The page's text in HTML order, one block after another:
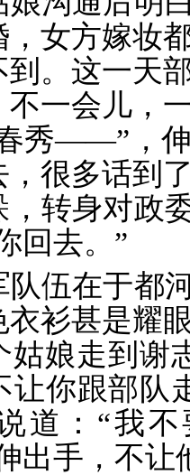
女方嫁妆
。这一天
一会儿，
秀——”，
，很多话到
转身对政
回去。”
队伍在于都
衣衫甚是耀
姑娘走到谢
让你跟部
道：“我
手，不让